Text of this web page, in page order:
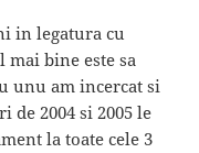
in legatura cu
bine este sa
unu am incercat si
2004 si 2005 le
la toate cele 3